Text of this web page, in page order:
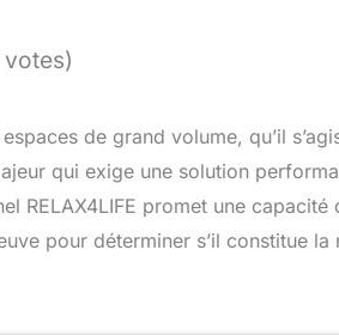
de grand volume, qu’il
qui exige une solution
RELAX4LIFE promet une
pour déterminer s’il constitue